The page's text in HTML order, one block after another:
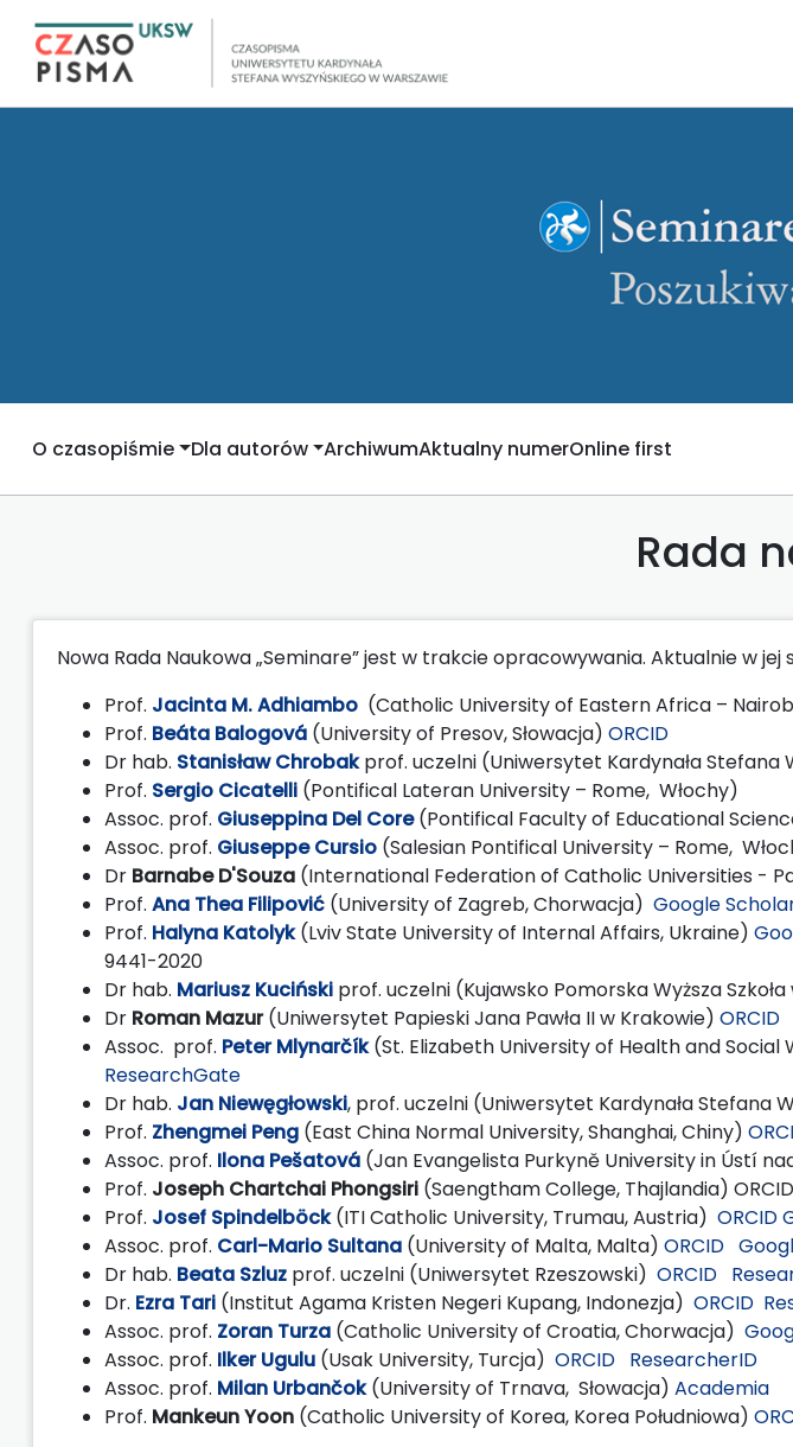
O czasopiśmie Dla autorów ArchiwumAktualny numerOnline first
Rada
Nowa Rada Naukowa „Seminare” jest w trakcie opracowywania. Aktualnie w jej
Prof. Jacinta M. Adhiambo (Catholic University of Eastern Africa –
Prof. Beáta Balogová (University of Presov, Słowacja) ORCID
Dr hab. Stanisław Chrobakprof. uczelni (Uniwersytet Kardynała Stefana
Prof. Sergio Cicatelli (Pontifical Lateran University – Rome, Włochy)
Assoc. prof. Giuseppina Del Core(Pontifical Faculty of Educational
Assoc. prof. Giuseppe Cursio (Salesian Pontifical University – Rome,
Dr Barnabe D'Souza (International Federation of Catholic Universities -
Prof. Ana Thea Filipović (University of Zagreb, Chorwacja) Google
Prof. Halyna Katolyk(Lviv State University of Internal Affairs, Ukraine)
9441-2020
Dr hab. Mariusz Kuciński prof. uczelni (Kujawsko Pomorska Wyższa
Dr Roman Mazur(Uniwersytet Papieski Jana Pawła II w Krakowie) ORCID
Assoc. prof. Peter Mlynarčík(St. Elizabeth University of Health and Social
ResearchGate
Dr hab. Jan Niewęgłowski, prof. uczelni (Uniwersytet Kardynała Stefana
Prof. Zhengmei Peng (East China Normal University, Shanghai, Chiny)
Assoc. prof. Ilona Pešatová (Jan Evangelista Purkyně University in Ústí
Prof. Joseph Chartchai Phongsiri (Saengtham College, Thajlandia) ORCID
Prof. Josef Spindelböck(ITI Catholic University, Trumau, Austria) ORCID
Assoc. prof. Carl-Mario Sultana (University of Malta, Malta) ORCID
Dr hab. Beata Szluz prof. uczelni (Uniwersytet Rzeszowski) ORCID
Dr. Ezra Tari (Institut Agama Kristen Negeri Kupang, Indonezja) ORCID
Assoc. prof. Zoran Turza (Catholic University of Croatia, Chorwacja)
Assoc. prof. Ilker Ugulu (Usak University, Turcja) ORCID ResearcherID
Assoc. prof. Milan Urbančok(University of Trnava, Słowacja) Academia
Prof. Mankeun Yoon (Catholic University of Korea, Korea Południowa)